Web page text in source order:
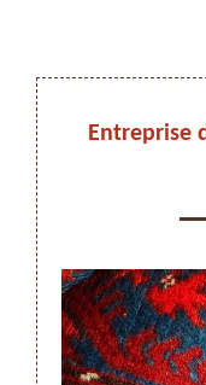
Entreprise